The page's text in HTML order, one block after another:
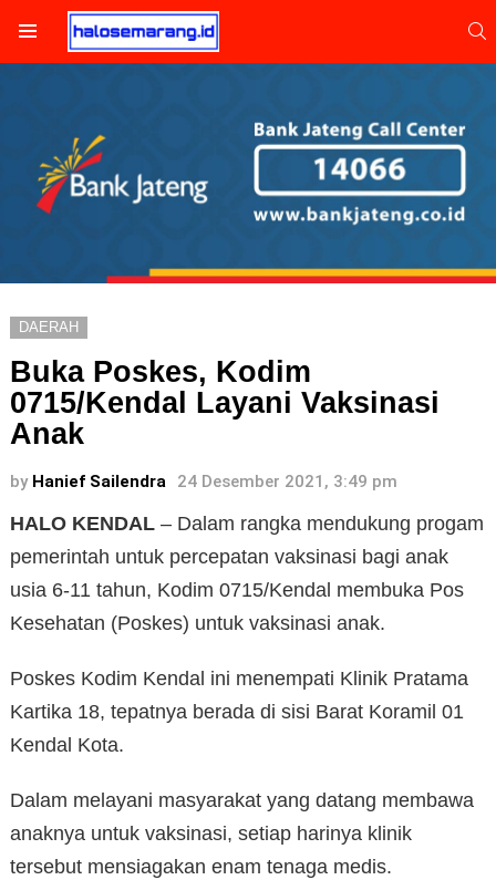
DAERAH
Buka Poskes, Kodim
0715/Kendal Layani Vaksinasi
Anak
by Hanief Sailendra 24 Desember 2021, 3:49 pm
HALO KENDAL – Dalam rangka mendukung progam
pemerintah untuk percepatan vaksinasi bagi anak
usia 6-11 tahun, Kodim 0715/Kendal membuka Pos
Kesehatan (Poskes) untuk vaksinasi anak.
Poskes Kodim Kendal ini menempati Klinik Pratama
Kartika 18, tepatnya berada di sisi Barat Koramil 01
Kendal Kota.
Dalam melayani masyarakat yang datang membawa
anaknya untuk vaksinasi, setiap harinya klinik
tersebut mensiagakan enam tenaga medis.